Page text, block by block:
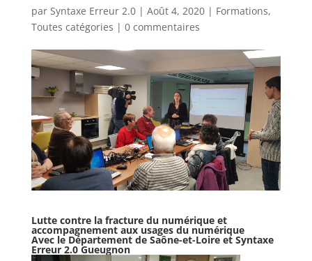
par Syntaxe Erreur 2.0| Août 4, 2020| Formations,
Toutes catégories | 0 commentaires
Lutte contre la fracture du numérique et
accompagnement aux usages du numérique
Avec le Département de Saône-et-Loire et Syntaxe
Erreur 2.0 Gueugnon